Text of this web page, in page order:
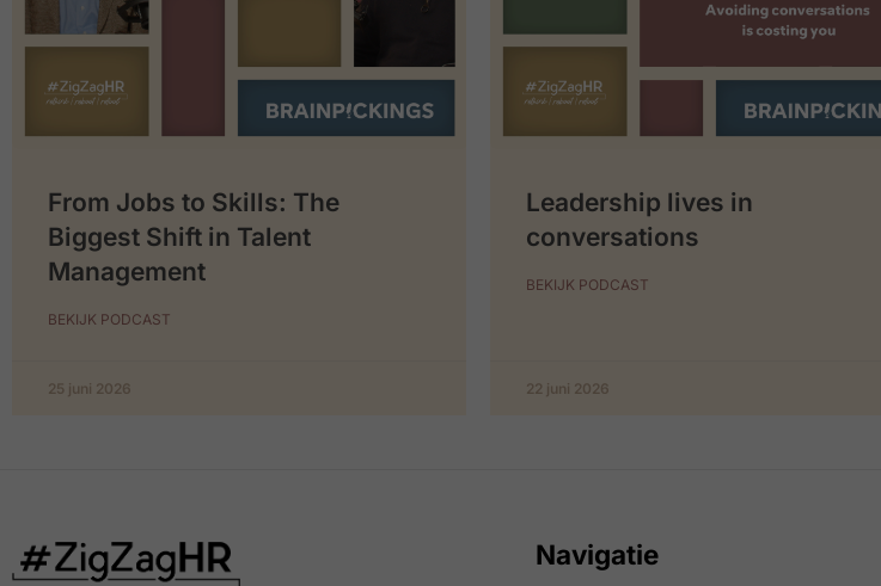
From Jobs to Skills: The
Biggest Shift in Talent
Management
BEKIJK PODCAST
25 juni 2026
Leadership lives in
conversations
BEKIJK PODCAST
22 juni 2026
Navigatie